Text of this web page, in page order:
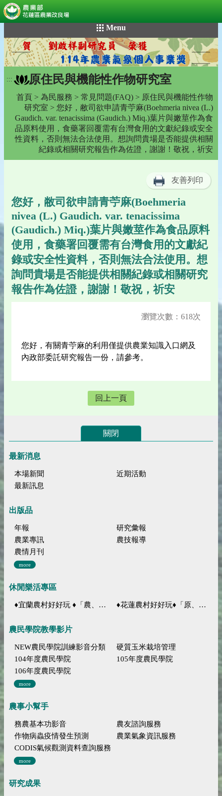
到
主
要
內
容
Menu
::: 原住民與機能性作物研究室
首頁 > 為民服務 > 常見問題(FAQ) > 原住民與機能性作物
研究室 > 您好，敝司欲申請青苧麻(Boehmeria nivea (L.)
Gaudich. var. tenacissima (Gaudich.) Miq.)葉片與嫩莖作為食
品原料使用，食藥署回覆需有台灣食用的文獻紀錄或安全
性資料，否則無法合法使用。想詢問貴場是否能提供相關
紀錄或相關研究報告作為佐證，謝謝！敬祝，祈安
友善列印
您好，敝司欲申請青苧麻(Boehmeria
nivea (L.) Gaudich. var. tenacissima
(Gaudich.) Miq.)葉片與嫩莖作為食品原料
使用，食藥署回覆需有台灣食用的文獻紀
錄或安全性資料，否則無法合法使用。想
詢問貴場是否能提供相關紀錄或相關研究
報告作為佐證，謝謝！敬祝，祈安
瀏覽次數：618次
您好，有關青苧麻的利用僅提供農業知識入口網及
內政部委託研究報告一份，請參考。
回上一頁
關閉
最新消息
本場新聞
近期活動
最新訊息
出版品
年報
研究彙報
農業專訊
農技報導
農情月刊
more
休閒樂活專區
♦宜蘭農村好好玩 ♦「農、藝、山、水」四條遊程推薦 ♦花蓮農村好好玩♦「原、生、慢、活」四條遊程推薦
農民學院教學影片
NEW農民學院訓練影音分類
硬質玉米栽培管理
104年度農民學院
105年度農民學院
106年度農民學院
more
農事小幫手
務農基本功影音
農友諮詢服務
作物病蟲疫情發生預測
農業氣象資訊服務
CODIS氣候觀測資料查詢服務
more
研究成果